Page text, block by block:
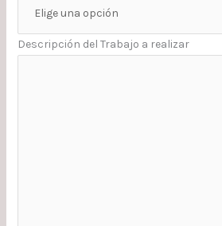
Descripción del Trabajo a realizar